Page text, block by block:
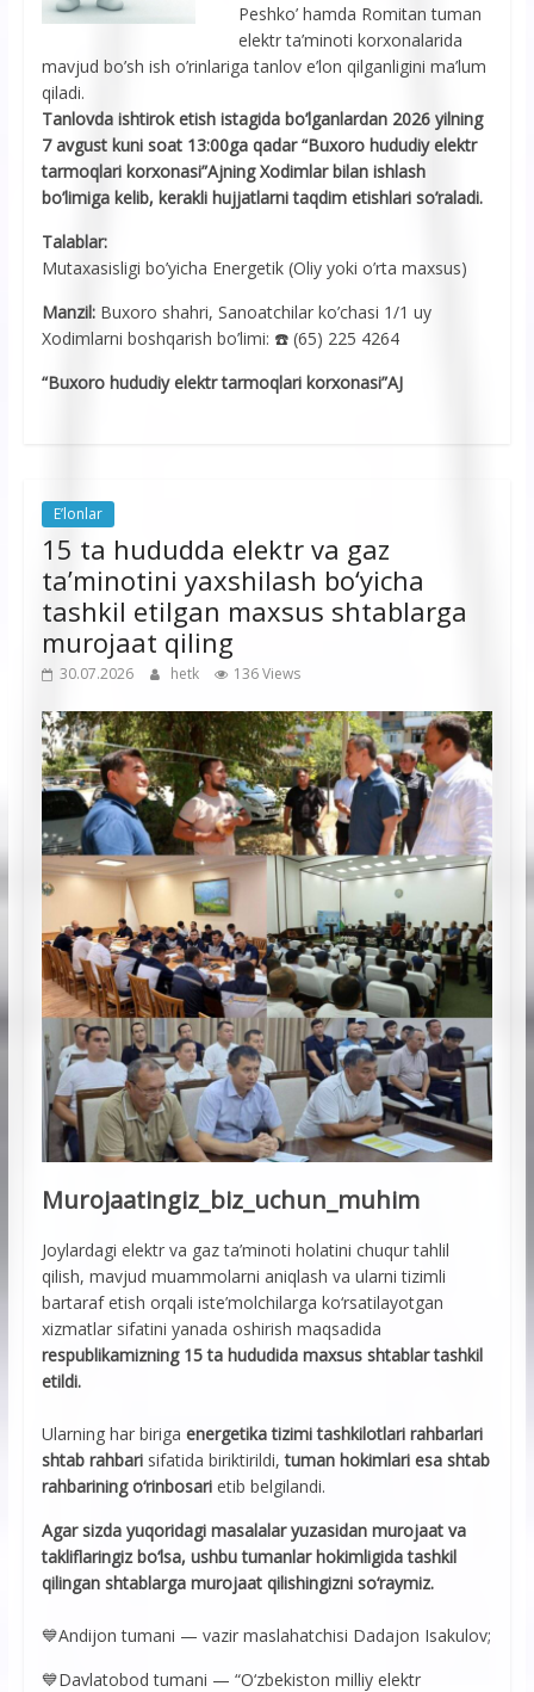
Peshko’ hamda Romitan tuman
elektr ta’minoti korxonalarida
mavjud bo’sh ish o’rinlariga tanlov e’lon qilganligini ma’lum
qiladi.
Tanlovda ishtirok etish istagida bo’lganlardan 2026 yilning
7 avgust kuni soat 13:00ga qadar “Buxoro hududiy elektr
tarmoqlari korxonasi”Ajning Xodimlar bilan ishlash
bo’limiga kelib, kerakli hujjatlarni taqdim etishlari so’raladi.
Talablar:
Mutaxasisligi bo’yicha Energetik (Oliy yoki o’rta maxsus)
Manzil:Buxoro shahri, Sanoatchilar ko’chasi 1/1 uy
Xodimlarni boshqarish bo’limi: ☎️ (65) 225 4264
“Buxoro hududiy elektr tarmoqlari korxonasi”AJ
E’lonlar
15 ta hududda elektr va gaz
ta’minotini yaxshilash bo‘yicha
tashkil etilgan maxsus shtablarga
murojaat qiling
30.07.2026 hetk 136 Views
Murojaatingiz_biz_uchun_muhim
Joylardagi elektr va gaz ta’minoti holatini chuqur tahlil
qilish, mavjud muammolarni aniqlash va ularni tizimli
bartaraf etish orqali iste’molchilarga ko‘rsatilayotgan
xizmatlar sifatini yanada oshirish maqsadida
respublikamizning 15 ta hududida maxsus shtablar tashkil
etildi.
Ularning har biriga energetika tizimi tashkilotlari rahbarlari
shtab rahbarisifatida biriktirildi,tuman hokimlari esa shtab
rahbarining o‘rinbosarietib belgilandi.
Agar sizda yuqoridagi masalalar yuzasidan murojaat va
takliflaringiz bo‘lsa, ushbu tumanlar hokimligida tashkil
qilingan shtablarga murojaat qilishingizni so‘raymiz.
💙Andijon tumani — vazir maslahatchisi Dadajon Isakulov;
💙Davlatobod tumani — “O‘zbekiston milliy elektr